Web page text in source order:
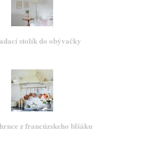
stolík do obývačky
z francúzskeho blšáku